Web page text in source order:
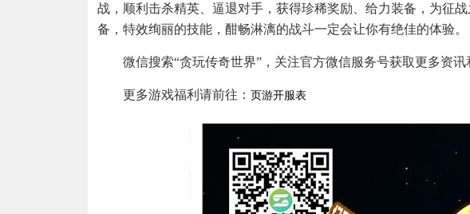
战，顺利击杀精英、逼退对手，获得珍稀奖励、给力装备，为征
备，特效绚丽的技能，酣畅淋漓的战斗一定会让你有绝佳的体验。
微信搜索“贪玩传奇世界”，关注官方微信服务号获取更多资讯
更多游戏福利请前往： 页游开服表